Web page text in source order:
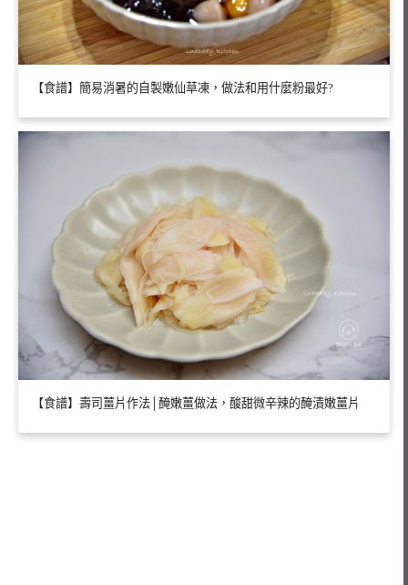
【食譜】簡易消暑的自製嫩仙草凍，做法和用什麼粉最好?
【食譜】壽司薑片作法│醃嫩薑做法，酸甜微辛辣的醃漬嫩薑片